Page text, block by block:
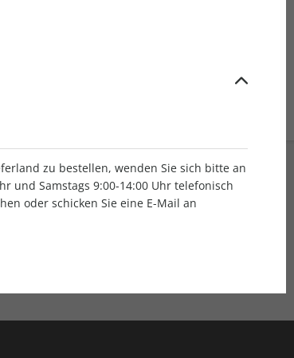
zu bestellen, wenden Sie sich bitte an
und Samstags 9:00-14:00 Uhr telefonisch
oder schicken Sie eine E-Mail an